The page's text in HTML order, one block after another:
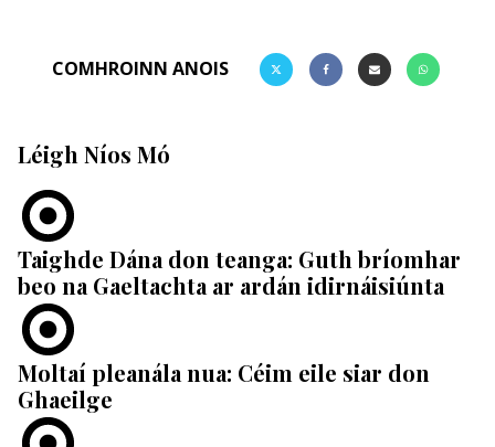
COMHROINN ANOIS
Léigh Níos Mó
Taighde Dána don teanga: Guth bríomhar
beo na Gaeltachta ar ardán idirnáisiúnta
Moltaí pleanála nua: Céim eile siar don
Ghaeilge